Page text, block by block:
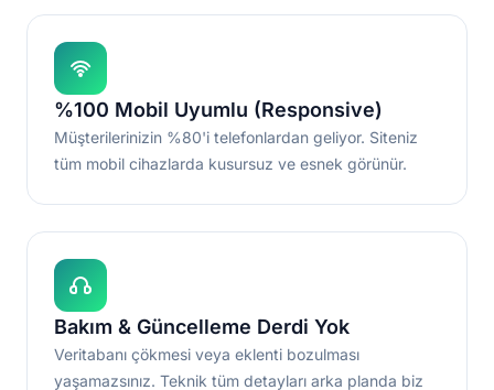
%100 Mobil Uyumlu (Responsive)
Müşterilerinizin %80'i telefonlardan geliyor. Siteniz
tüm mobil cihazlarda kusursuz ve esnek görünür.
Bakım & Güncelleme Derdi Yok
Veritabanı çökmesi veya eklenti bozulması
yaşamazsınız. Teknik tüm detayları arka planda biz